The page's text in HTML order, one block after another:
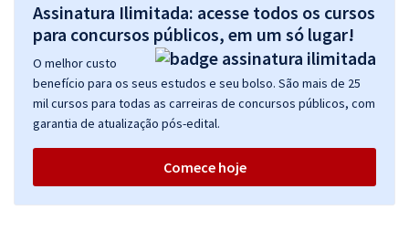
Assinatura Ilimitada: acesse todos os cursos
para concursos públicos, em um só lugar!
O melhor custo
benefício para os seus estudos e seu bolso. São mais de 25
mil cursos para todas as carreiras de concursos públicos, com
garantia de atualização pós-edital.
Comece hoje